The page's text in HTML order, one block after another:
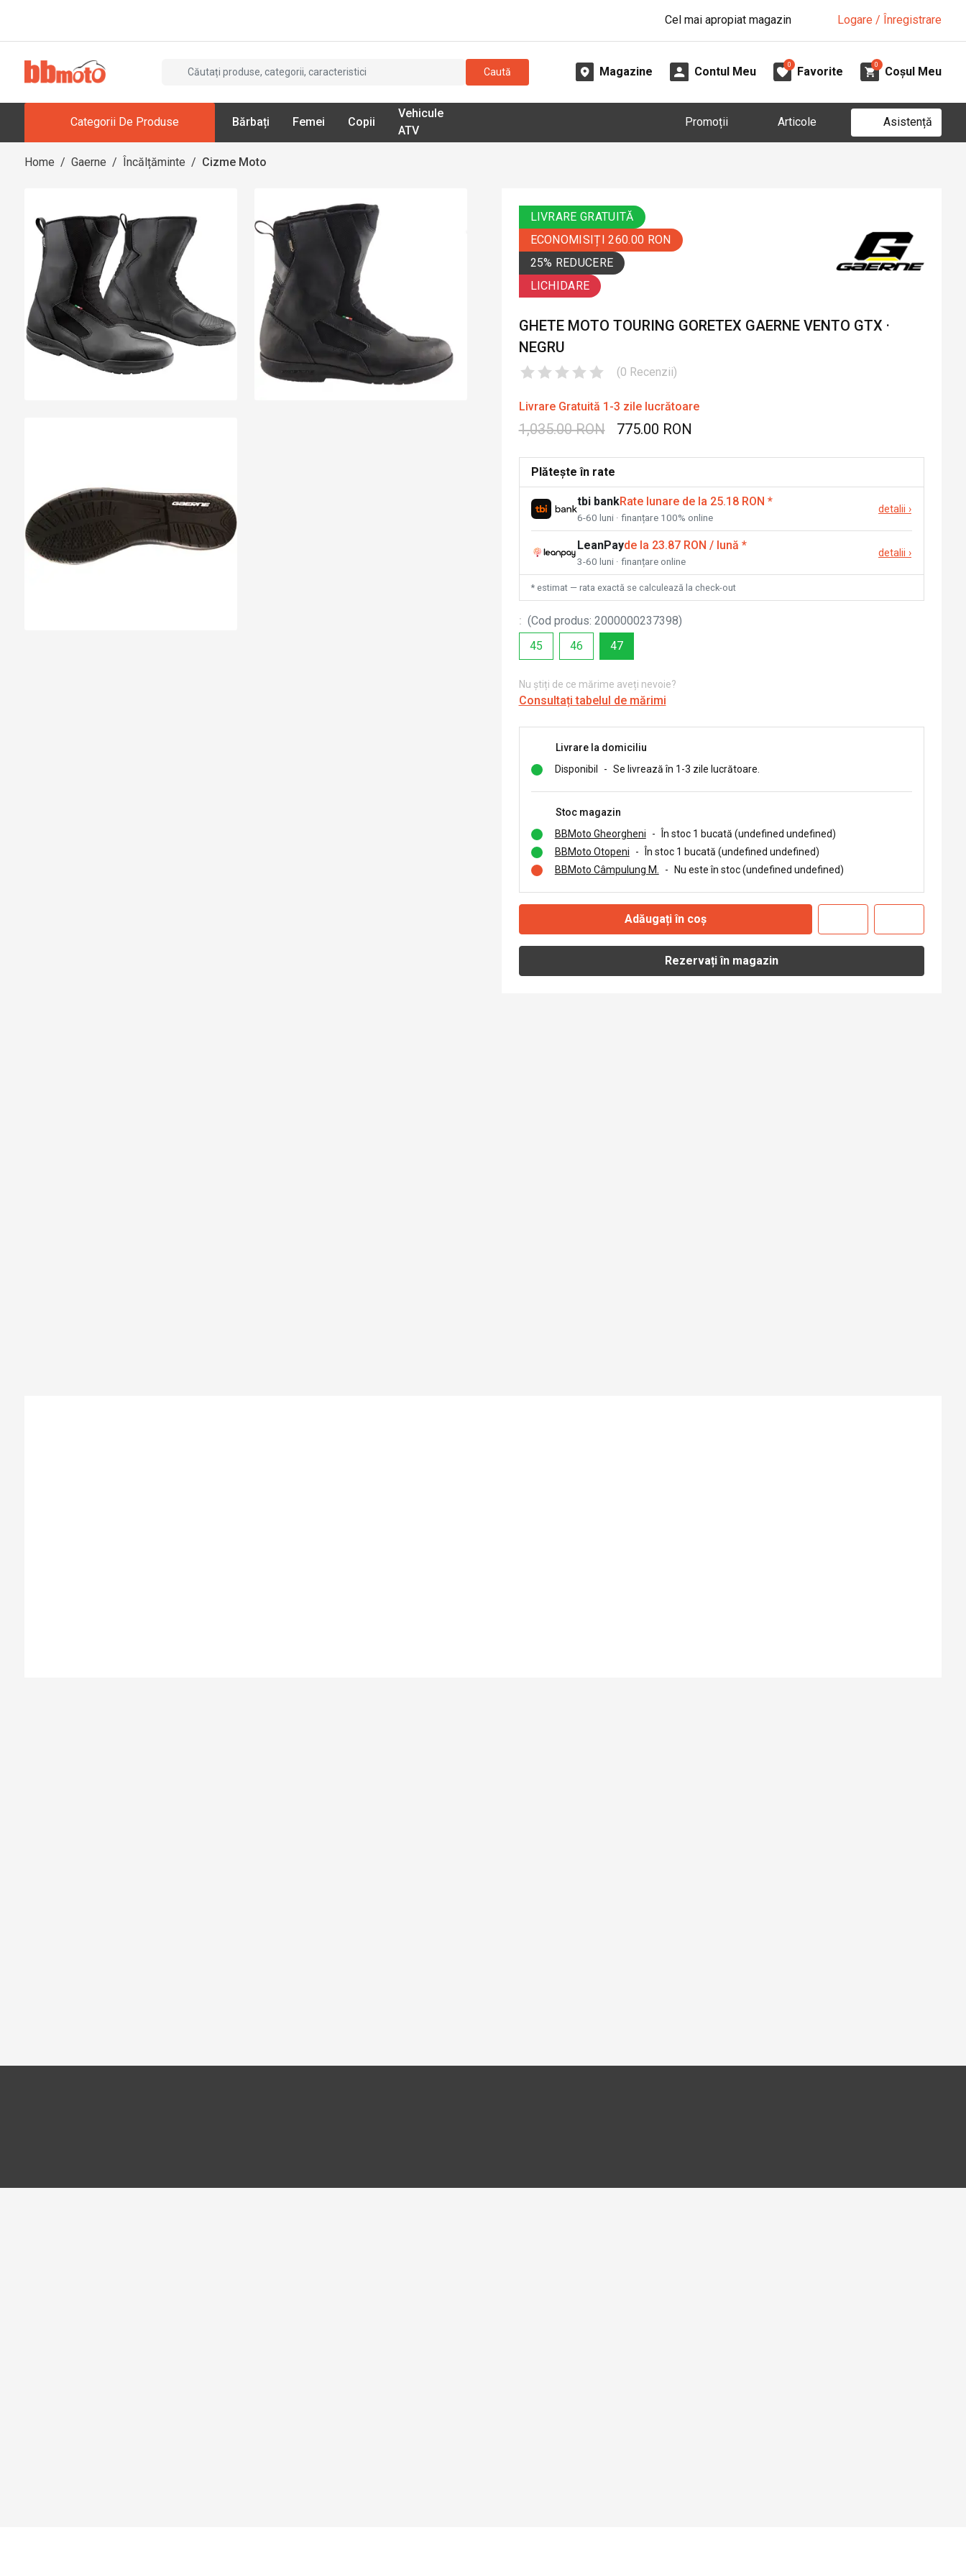
Cel mai apropiat magazin Logare / Înregistrare
Caută Magazine Contul Meu
0
Favorite
0
Coșul Meu
Categorii De Produse Bărbați Femei Copii
Vehicule
ATV
Promoții Articole Asistență
Home / Gaerne / Încălțăminte / Cizme Moto
LIVRARE GRATUITĂ
ECONOMISIȚI 260.00 RON
25% REDUCERE
LICHIDARE
GHETE MOTO TOURING GORETEX GAERNE VENTO GTX ·
NEGRU
(0 Recenzii)
Livrare Gratuită 1-3 zile lucrătoare
1,035.00 RON 775.00 RON
Plătește în rate
tbi bankRate lunare de la 25.18 RON *
6-60 luni · finanțare 100% online
detalii ›
LeanPayde la 23.87 RON / lună *
3-60 luni · finanțare online
detalii ›
* estimat — rata exactă se calculează la check-out
: (Cod produs: 2000000237398)
45
46 47
Nu știți de ce mărime aveți nevoie?
Consultați tabelul de mărimi
Livrare la domiciliu
Disponibil
- Se livrează în 1-3 zile lucrătoare.
Stoc magazin
BBMoto Gheorgheni
-
În stoc 1 bucată (undefined undefined)
BBMoto Otopeni
-
În stoc 1 bucată (undefined undefined)
BBMoto Câmpulung M.
- Nu este în stoc (undefined undefined)
Adăugați în coș
Rezervați în magazin